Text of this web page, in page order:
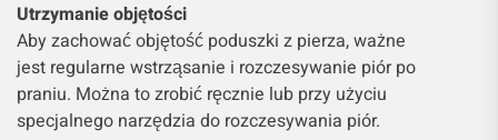
Utrzymanie objętości
Aby zachować objętość poduszki z pierza, ważne
jest regularne wstrząsanie i rozczesywanie piór po
praniu. Można to zrobić ręcznie lub przy użyciu
specjalnego narzędzia do rozczesywania piór.